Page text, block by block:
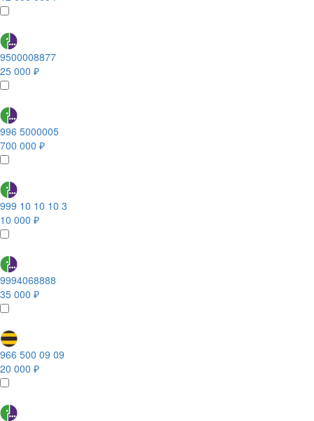
9500008877
25 000 ₽
996 5000005
700 000 ₽
999 10 10 10 3
10 000 ₽
9994068888
35 000 ₽
966 500 09 09
20 000 ₽